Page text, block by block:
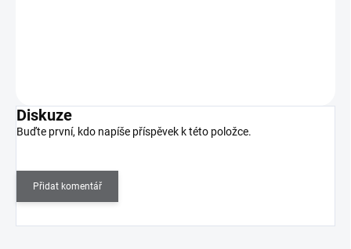
Diskuze
Buďte první, kdo napíše příspěvek k této položce.
Přidat komentář